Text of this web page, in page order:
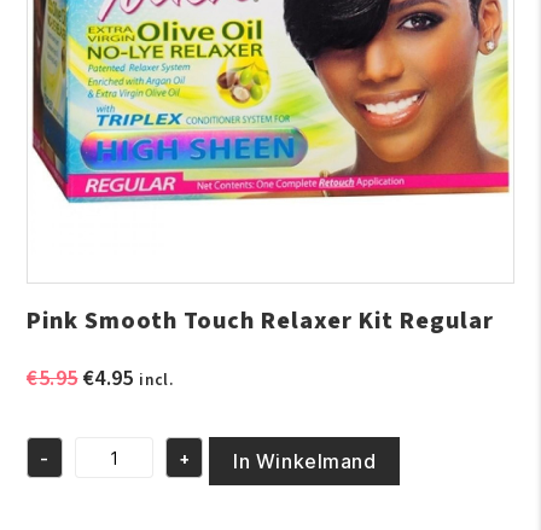
Pink Smooth Touch Relaxer Kit Regular
€5.95Oorspronkelijke
€5.95.
€4.95Huidige
€4.95.
incl.
Pink
- + In Winkelmand